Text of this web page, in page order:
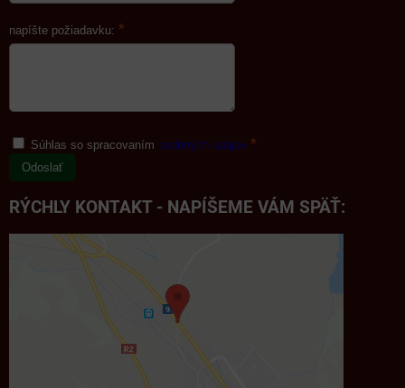
napíšte požiadavku: *
Súhlas so spracovaním osobných údajov *
Odoslať
RÝCHLY KONTAKT - NAPÍŠEME VÁM SPÄŤ: